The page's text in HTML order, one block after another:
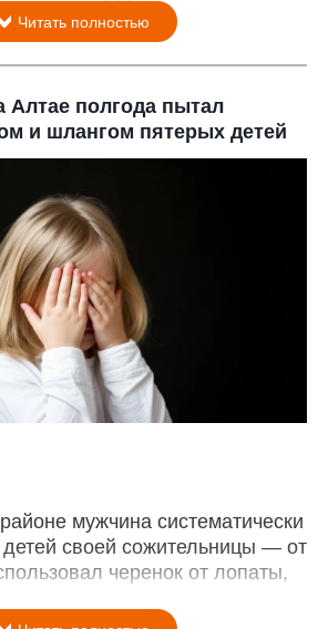
Читать полностью
Алтае полгода пытал
и шлангом пятерых детей
мужчина систематически
своей сожительницы — от
черенок от лопаты,